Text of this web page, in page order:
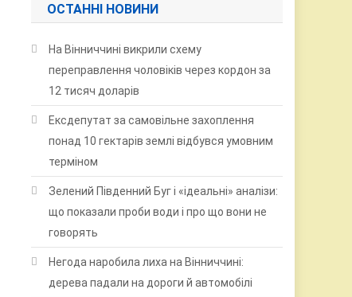
ОСТАННІ НОВИНИ
На Вінниччині викрили схему
переправлення чоловіків через кордон за
12 тисяч доларів
Ексдепутат за самовільне захоплення
понад 10 гектарів землі відбувся умовним
терміном
Зелений Південний Буг і «ідеальні» аналізи:
що показали проби води і про що вони не
говорять
Негода наробила лиха на Вінниччині:
дерева падали на дороги й автомобілі